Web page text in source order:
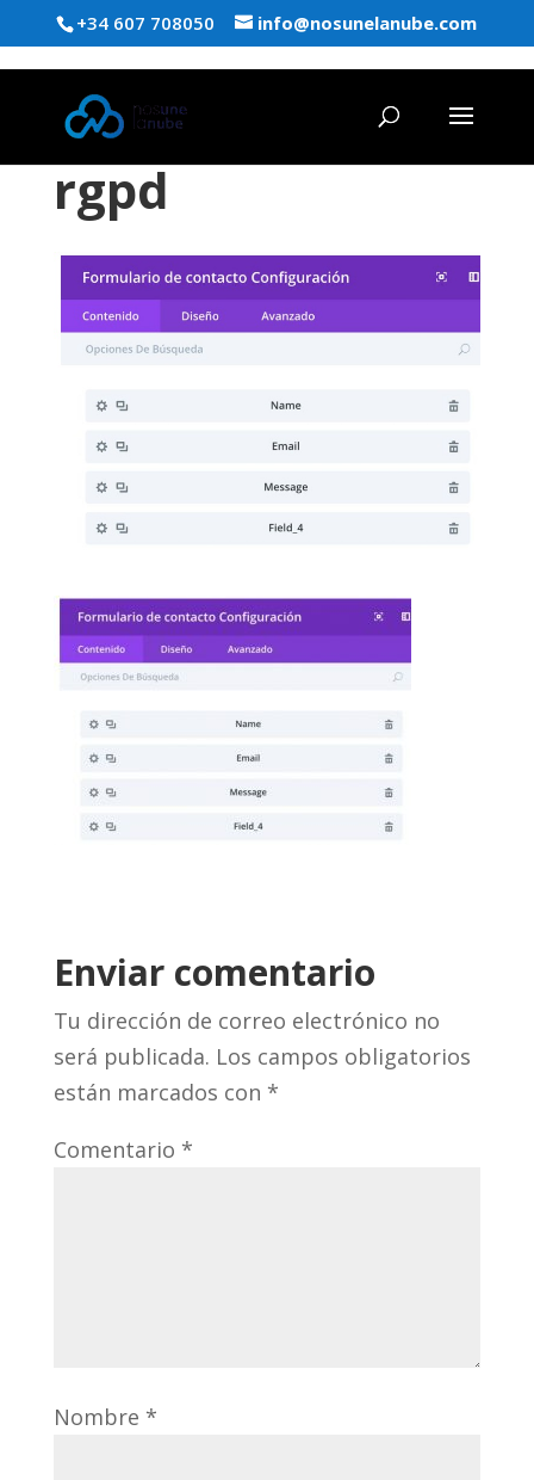
+34 607 708050 info@nosunelanube.com
rgpd
Enviar comentario
Tu dirección de correo electrónico no
será publicada. Los campos obligatorios
están marcados con *
Comentario *
Nombre *